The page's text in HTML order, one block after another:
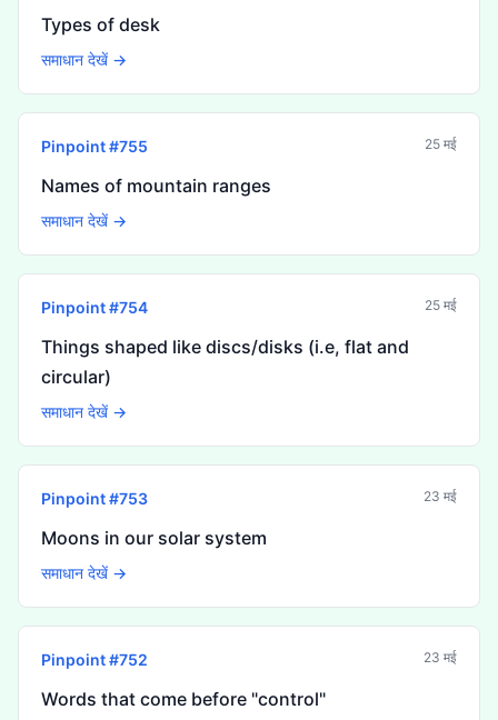
Types of desk
समाधान देखें →
Pinpoint #755 25 मई
Names of mountain ranges
समाधान देखें →
Pinpoint #754 25 मई
Things shaped like discs/disks (i.e, flat and
circular)
समाधान देखें →
Pinpoint #753 23 मई
Moons in our solar system
समाधान देखें →
Pinpoint #752 23 मई
Words that come before "control"